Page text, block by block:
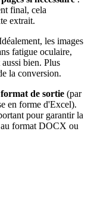
final, cela
extrait.
les images
fatigue oculaire,
bien. Plus
la conversion.
de sortie (par
en forme d'Excel).
pour garantir la
format DOCX ou